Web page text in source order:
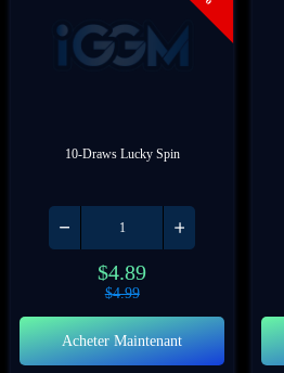
10-Draws Lucky Spin
$4.89
$4.99
Acheter Maintenant